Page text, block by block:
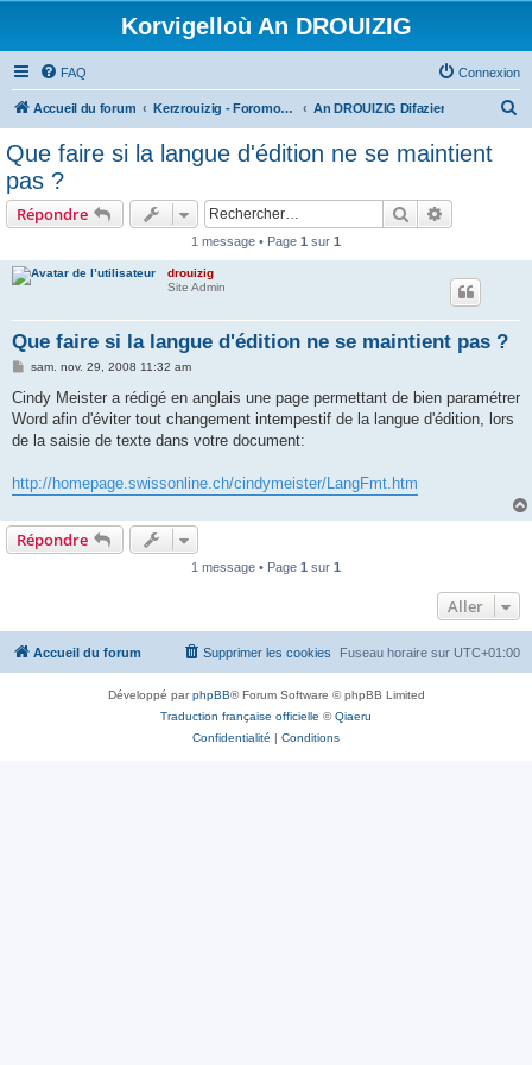
Korvigelloù An DROUIZIG
FAQ Connexion
Accueil du forum Kerzrouizig - Foromoù An Drouizig An DROUIZIG Difazier
Que faire si la langue d'édition ne se maintient
pas ?
Répondre Rechercher
1 message • Page 1 sur 1
drouizig
Site Admin
Que faire si la langue d'édition ne se maintient pas ?
M
s
a
g
sam. nov. 29, 2008 11:32 am
Cindy Meister a rédigé en anglais une page permettant de bien paramétrer
Word afin d'éviter tout changement intempestif de la langue d'édition, lors
de la saisie de texte dans votre document:
http://homepage.swissonline.ch/cindymeister/LangFmt.htm
Répondre
1 message • Page 1 sur 1
Aller
Accueil du forum Fuseau horaire sur UTC+01:00
Supprimer les cookies
Développé parphpBB® Forum Software © phpBB Limited
Traduction française officielle ©Qiaeru
Confidentialité | Conditions